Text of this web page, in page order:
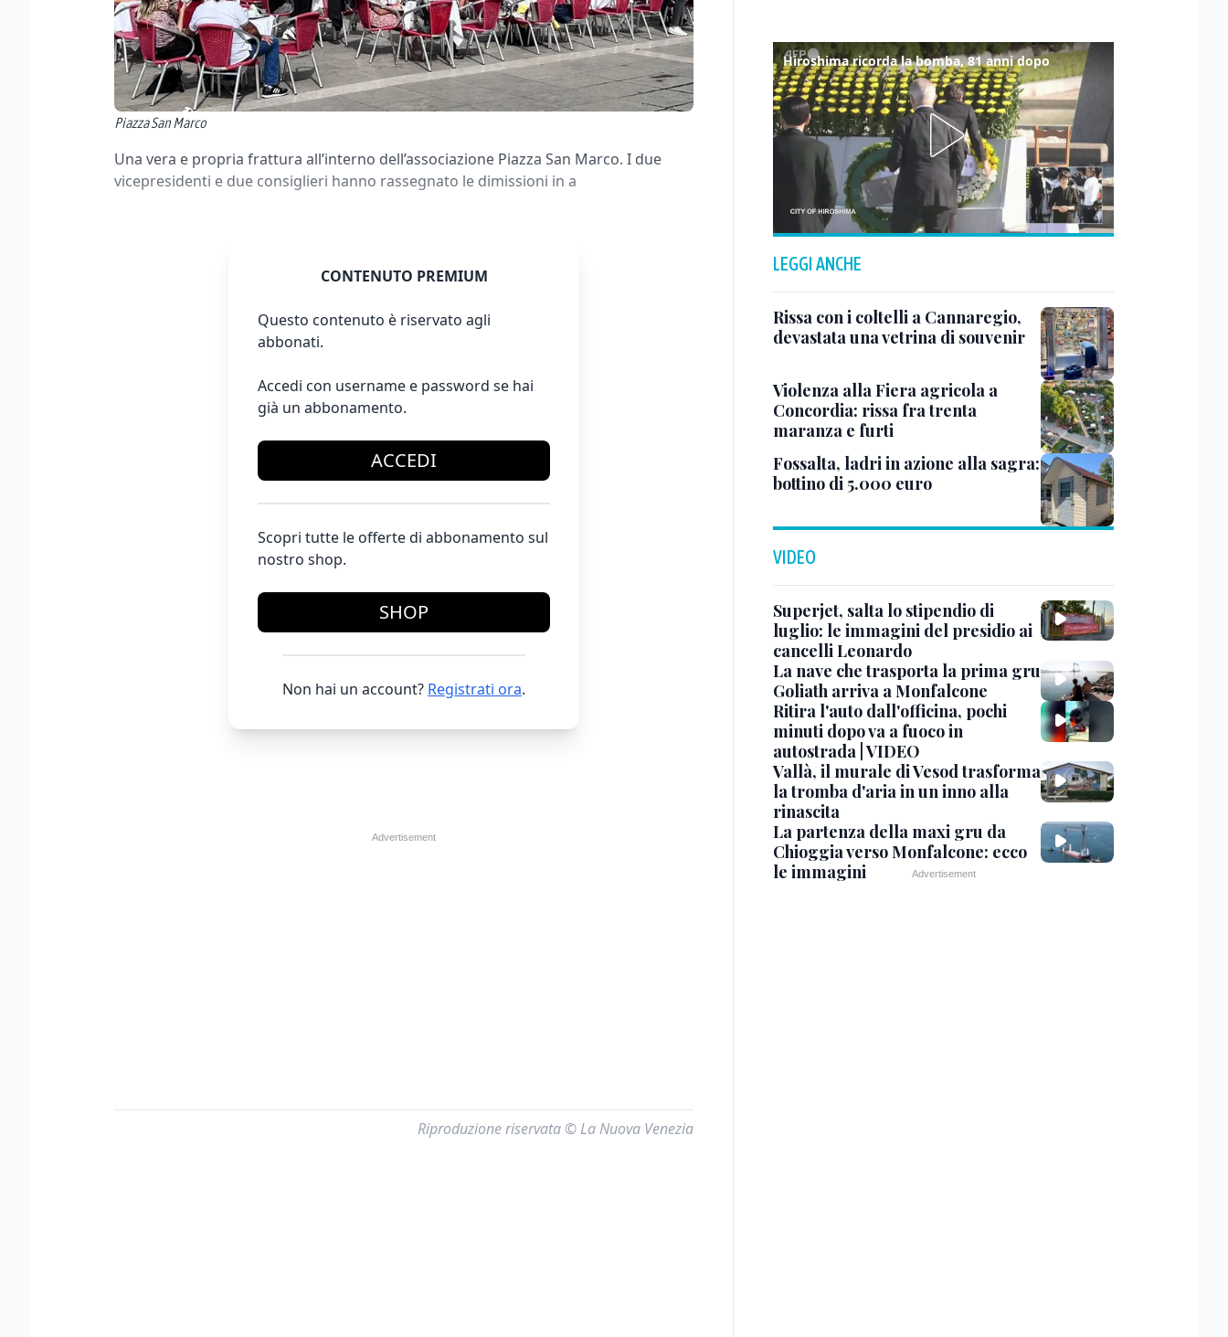
Piazza San Marco
Una vera e propria frattura all’interno dell’associazione Piazza San Marco. I due
vicepresidenti e due consiglieri hanno rassegnato le dimissioni in a
CONTENUTO PREMIUM
Questo contenuto è riservato agli
abbonati.
Accedi con username e password se hai
già un abbonamento.
ACCEDI
Scopri tutte le offerte di abbonamento sul
nostro shop.
SHOP
Non hai un account? Registrati ora.
Riproduzione riservata © La Nuova Venezia
Hiroshima ricorda la bomba, 81 anni dopo
LEGGI ANCHE
Rissa con i coltelli a Cannaregio,
devastata una vetrina di souvenir
Violenza alla Fiera agricola a
Concordia: rissa fra trenta
maranza e furti
Fossalta, ladri in azione alla sagra:
bottino di 5.000 euro
VIDEO
Superjet, salta lo stipendio di
luglio: le immagini del presidio ai
cancelli Leonardo
La nave che trasporta la prima gru
Goliath arriva a Monfalcone
Ritira l'auto dall'officina, pochi
minuti dopo va a fuoco in
autostrada | VIDEO
Vallà, il murale di Vesod trasforma
la tromba d'aria in un inno alla
rinascita
La partenza della maxi gru da
Chioggia verso Monfalcone: ecco
le immagini